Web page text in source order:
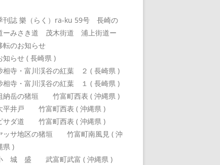
刊誌 樂（らく）ra-ku 59号 長崎の
ーみさき道 茂木街道 浦上街道ー
転のお知らせ
知らせ ( 長崎県 )
相寺・富川渓谷の紅葉 ２ ( 長崎県 )
相寺・富川渓谷の紅葉 １ ( 長崎県 )
納岳の猪垣 竹富町西表 ( 沖縄県 )
平井戸 竹富町西表 ( 沖縄県 )
サダ道 竹富町西表 ( 沖縄県 )
ッサ地区の猪垣 竹富町南風見 ( 沖
県 )
城 盛 武富町武富 ( 沖縄県 )